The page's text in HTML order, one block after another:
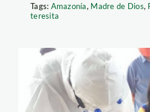
Tags: Amazonía, Madre de Dios,
teresita
Ministerio-